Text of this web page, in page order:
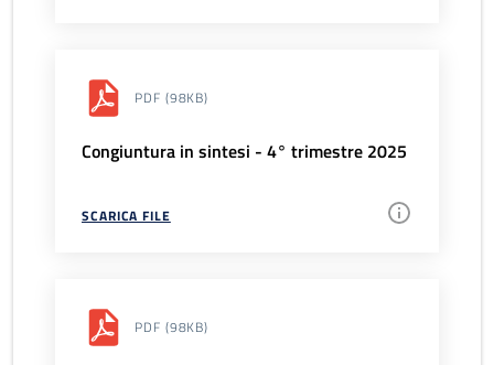
PDF (98KB)
Congiuntura in sintesi - 4° trimestre 2025
SCARICA FILE
PDF (98KB)